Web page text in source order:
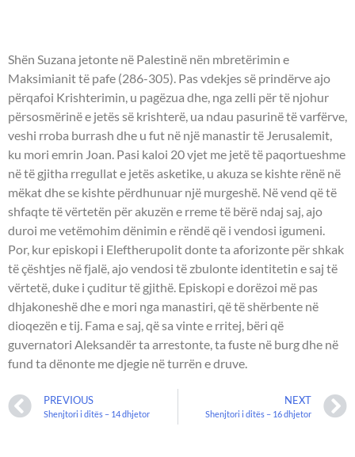
Shën Suzana jetonte në Palestinë nën mbretërimin e
Maksimianit të pafe (286-305). Pas vdekjes së prindërve ajo
përqafoi Krishterimin, u pagëzua dhe, nga zelli për të njohur
përsosmërinë e jetës së krishterë, ua ndau pasurinë të varfërve,
veshi rroba burrash dhe u fut në një manastir të Jerusalemit,
ku mori emrin Joan. Pasi kaloi 20 vjet me jetë të paqortueshme
në të gjitha rregullat e jetës asketike, u akuza se kishte rënë në
mëkat dhe se kishte përdhunuar një murgeshë. Në vend që të
shfaqte të vërtetën për akuzën e rreme të bërë ndaj saj, ajo
duroi me vetëmohim dënimin e rëndë që i vendosi igumeni.
Por, kur episkopi i Eleftherupolit donte ta aforizonte për shkak
të çështjes në fjalë, ajo vendosi të zbulonte identitetin e saj të
vërtetë, duke i çuditur të gjithë. Episkopi e dorëzoi më pas
dhjakoneshë dhe e mori nga manastiri, që të shërbente në
dioqezën e tij. Fama e saj, që sa vinte e rritej, bëri që
guvernatori Aleksandër ta arrestonte, ta fuste në burg dhe në
fund ta dënonte me djegie në turrën e druve.
PREVIOUS
Shenjtori i ditës – 14 dhjetor
NEXT
Shenjtori i ditës – 16 dhjetor